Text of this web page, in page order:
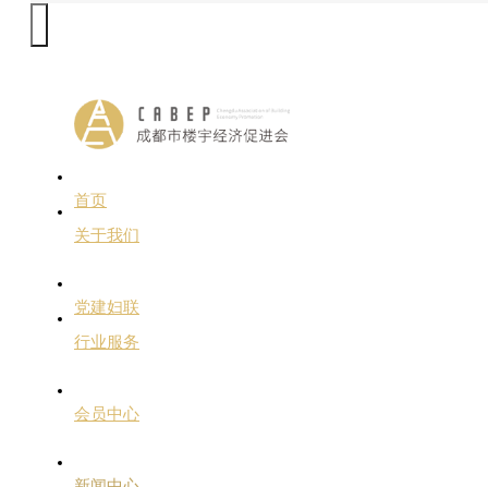
首页
关于我们
党建妇联
行业服务
会员中心